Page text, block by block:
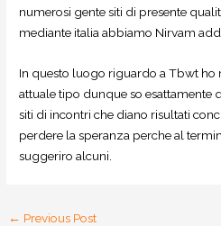
numerosi gente siti di presente
mediante italia abbiamo Nirvam
In questo luogo riguardo a Tbwt ho
attuale tipo dunque so esattamente
siti di incontri che diano risultati
perdere la speranza perche al
suggeriro alcuni.
← Previous Post